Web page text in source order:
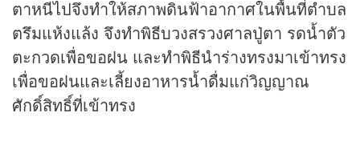
ตาหนีไปจึงทำให้สภาพดินฟ้าอากาศในพื้นที่ตำบล
ตรึมแห้งแล้ง จึงทำพิธีบวงสรวงศาลปู่ตา รดน้ำตัว
ตะกวดเพื่อขอฝน และทำพิธีนำร่างทรงมาเข้าทรง
เพื่อขอฝนและเลี้ยงอาหารน้ำดื่มแก่วิญญาณ
ศักดิ์สิทธิ์ที่เข้าทรง